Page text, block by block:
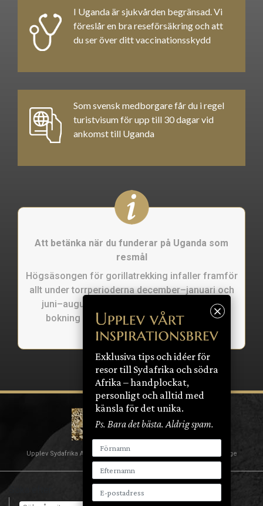
SAFARIDESTINATION: UGANDA
I Uganda är sjukvården begränsad. Vi
föreslår en bra reseförsäkring och att
du ser över ditt vaccinationsskydd
Som svensk medborgare får du i regel
turistvisum för upp till 30 dagar vid
ankomst till Uganda
Att betänka när du funderar på Uganda som
resmål
Högsäsongen för gorillatrekking infaller framför
allt under torrperioderna december–januari och
juni–augusti. Var ute i mycket god tid med
bokning av boenden och gorillatillstånd.
Upplev Sydafrika AB | Nybrogatan 18 | 114 39 Stockholm | Sverige
Exklusiva tips och idéer för
resor till Sydafrika och södra
Afrika – handplockat,
personligt och alltid med
känsla för det unika.
Ps. Bara det bästa. Aldrig spam.